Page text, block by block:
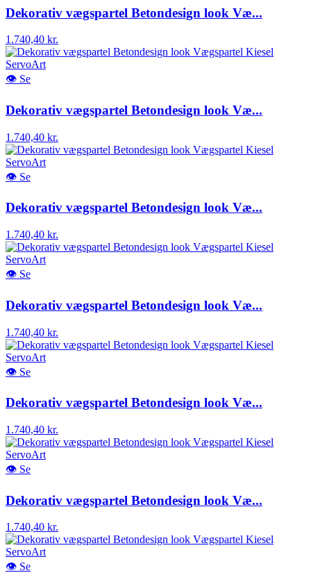
Dekorativ vægspartel Betondesign look Væ...
1.740,40 kr.
👁 Se
Dekorativ vægspartel Betondesign look Væ...
1.740,40 kr.
👁 Se
Dekorativ vægspartel Betondesign look Væ...
1.740,40 kr.
👁 Se
Dekorativ vægspartel Betondesign look Væ...
1.740,40 kr.
👁 Se
Dekorativ vægspartel Betondesign look Væ...
1.740,40 kr.
👁 Se
Dekorativ vægspartel Betondesign look Væ...
1.740,40 kr.
👁 Se